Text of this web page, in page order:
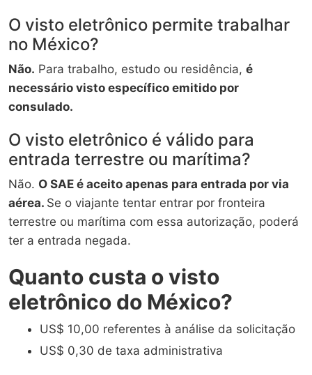
O visto eletrônico permite trabalhar
no México?
Não. Para trabalho, estudo ou residência, é
necessário visto específico emitido por
consulado.
O visto eletrônico é válido para
entrada terrestre ou marítima?
Não. O SAE é aceito apenas para entrada por via
aérea. Se o viajante tentar entrar por fronteira
terrestre ou marítima com essa autorização, poderá
ter a entrada negada.
Quanto custa o visto
eletrônico do México?
US$ 10,00 referentes à análise da solicitação
US$ 0,30 de taxa administrativa